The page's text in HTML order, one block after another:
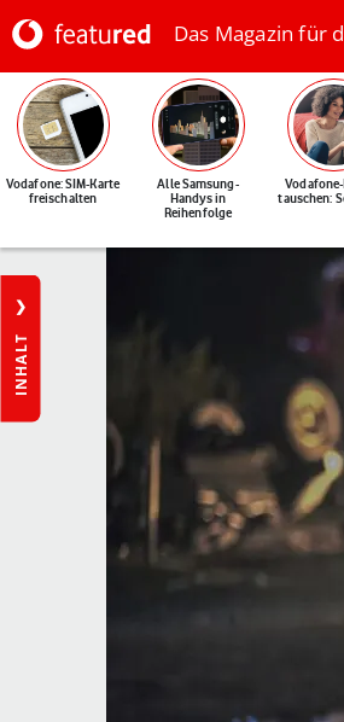
Das Magazin für
Vodafone: SIM-Karte
freischalten
Alle Samsung-
Handys in
Reihenfolge
tauschen:
INHALT